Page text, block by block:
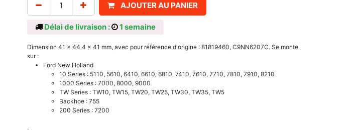
AJOUTER AU PANIER
Délai de livraison : 1 semaine
Dimension 41 x 44.4 x 41 mm, avec pour référence d'origine : 81819460, C9NN6207C. Se monte
sur :
Ford New Holland
10 Series : 5110, 5610, 6410, 6610, 6810, 7410, 7610, 7710, 7810, 7910, 8210
1000 Series : 7000, 8000, 9000
TW Series : TW10, TW15, TW20, TW25, TW30, TW35, TW5
Backhoe : 755
200 Series : 7200
.